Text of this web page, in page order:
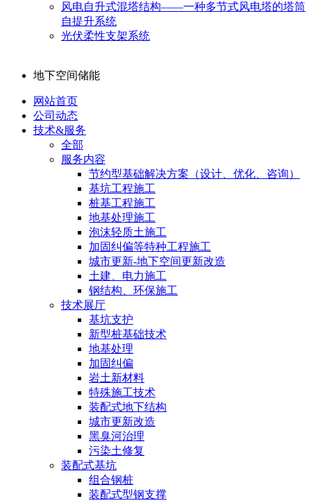
风电自升式混塔结构——一种多节式风电塔的塔筒
自提升系统
光伏柔性支架系统
地下空间储能
网站首页
公司动态
技术&服务
全部
服务内容
节约型基础解决方案（设计、优化、咨询）
基坑工程施工
桩基工程施工
地基处理施工
泡沫轻质土施工
加固纠偏等特种工程施工
城市更新-地下空间更新改造
土建、电力施工
钢结构、环保施工
技术展厅
基坑支护
新型桩基础技术
地基处理
加固纠偏
岩土新材料
特殊施工技术
装配式地下结构
城市更新改造
黑臭河治理
污染土修复
装配式基坑
组合钢桩
装配式型钢支撑